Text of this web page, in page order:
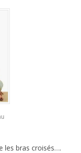
les bras croisés….